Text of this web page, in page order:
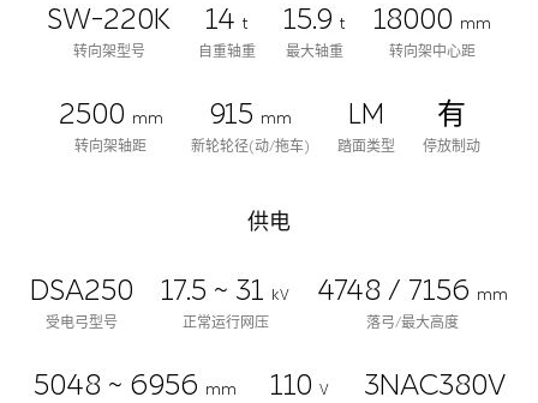
SW-220K
转向架型号
14 t
自重轴重
15.9 t
最大轴重
18000 mm
转向架中心距
2500 mm
转向架轴距
915 mm
新轮轮径(动/拖车)
LM
踏面类型
有
停放制动
供电
DSA250
受电弓型号
17.5 ~ 31 kV
正常运行网压
4748 / 7156 mm
落弓/最大高度
5048 ~ 6956 mm
110 V
3NAC380V